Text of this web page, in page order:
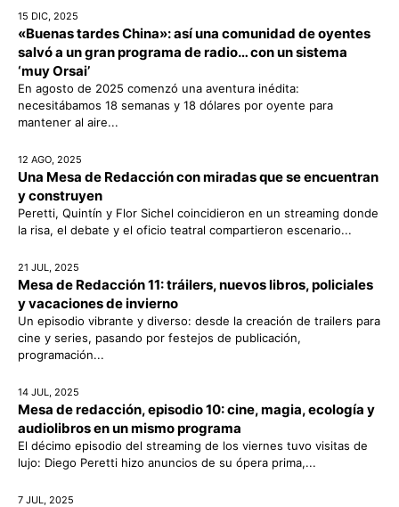
15 DIC, 2025
«Buenas tardes China»: así una comunidad de oyentes
salvó a un gran programa de radio… con un sistema
‘muy Orsai’
En agosto de 2025 comenzó una aventura inédita:
necesitábamos 18 semanas y 18 dólares por oyente para
mantener al aire...
12 AGO, 2025
Una Mesa de Redacción con miradas que se encuentran
y construyen
Peretti, Quintín y Flor Sichel coincidieron en un streaming donde
la risa, el debate y el oficio teatral compartieron escenario...
21 JUL, 2025
Mesa de Redacción 11: tráilers, nuevos libros, policiales
y vacaciones de invierno
Un episodio vibrante y diverso: desde la creación de trailers para
cine y series, pasando por festejos de publicación,
programación...
14 JUL, 2025
Mesa de redacción, episodio 10: cine, magia, ecología y
audiolibros en un mismo programa
El décimo episodio del streaming de los viernes tuvo visitas de
lujo: Diego Peretti hizo anuncios de su ópera prima,...
7 JUL, 2025